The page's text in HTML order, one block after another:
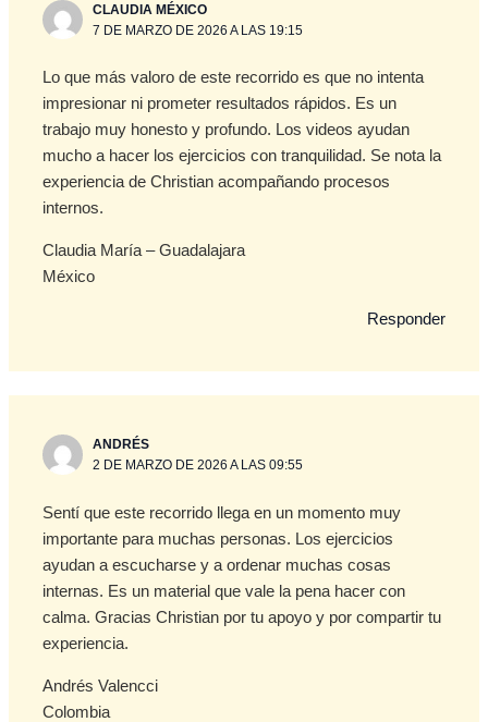
CLAUDIA MÉXICO
7 DE MARZO DE 2026 A LAS 19:15
Lo que más valoro de este recorrido es que no intenta
impresionar ni prometer resultados rápidos. Es un
trabajo muy honesto y profundo. Los videos ayudan
mucho a hacer los ejercicios con tranquilidad. Se nota la
experiencia de Christian acompañando procesos
internos.
Claudia María – Guadalajara
México
Responder
ANDRÉS
2 DE MARZO DE 2026 A LAS 09:55
Sentí que este recorrido llega en un momento muy
importante para muchas personas. Los ejercicios
ayudan a escucharse y a ordenar muchas cosas
internas. Es un material que vale la pena hacer con
calma. Gracias Christian por tu apoyo y por compartir tu
experiencia.
Andrés Valencci
Colombia